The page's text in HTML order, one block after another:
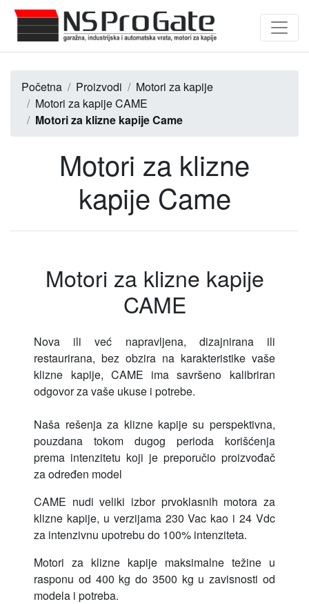
Početna Proizvodi
Motori za kapije
Motori za kapije CAME
Motori za klizne kapije Came
Motori za klizne
kapije Came
Motori za klizne kapije
CAME
Nova ili već napravljena, dizajnirana ili
restaurirana, bez obzira na karakteristike vaše
klizne kapije, CAME ima savršeno kalibriran
odgovor za vaše ukuse i potrebe.
Naša rešenja za klizne kapije su perspektivna,
pouzdana tokom dugog perioda korišćenja
prema intenzitetu koji je preporučio proizvođač
za određen model
CAME nudi veliki izbor prvoklasnih motora za
klizne kapije, u verzijama 230 Vac kao i 24 Vdc
za intenzivnu upotrebu do 100% intenziteta.
Motori za klizne kapije maksimalne težine u
rasponu od 400 kg do 3500 kg u zavisnosti od
modela i potreba.